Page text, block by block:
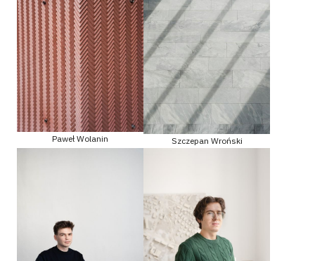
Paweł Wolanin Szczepan Wroński